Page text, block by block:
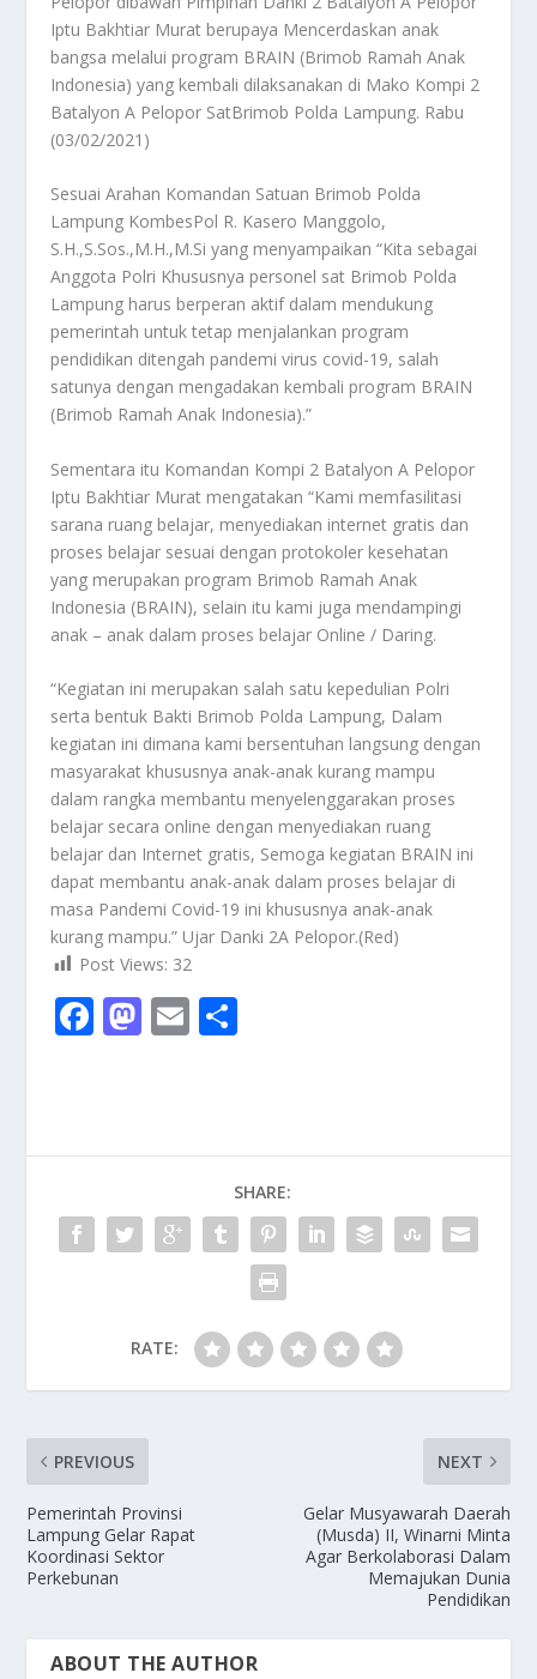
Iptu Bakhtiar Murat berupaya Mencerdaskan anak
bangsa melalui program BRAIN (Brimob Ramah Anak
Indonesia) yang kembali dilaksanakan di Mako Kompi 2
Batalyon A Pelopor SatBrimob Polda Lampung. Rabu
(03/02/2021)
Sesuai Arahan Komandan Satuan Brimob Polda
Lampung KombesPol R. Kasero Manggolo,
S.H.,S.Sos.,M.H.,M.Si yang menyampaikan “Kita sebagai
Anggota Polri Khususnya personel sat Brimob Polda
Lampung harus berperan aktif dalam mendukung
pemerintah untuk tetap menjalankan program
pendidikan ditengah pandemi virus covid-19, salah
satunya dengan mengadakan kembali program BRAIN
(Brimob Ramah Anak Indonesia).”
Sementara itu Komandan Kompi 2 Batalyon A Pelopor
Iptu Bakhtiar Murat mengatakan “Kami memfasilitasi
sarana ruang belajar, menyediakan internet gratis dan
proses belajar sesuai dengan protokoler kesehatan
yang merupakan program Brimob Ramah Anak
Indonesia (BRAIN), selain itu kami juga mendampingi
anak – anak dalam proses belajar Online / Daring.
“Kegiatan ini merupakan salah satu kepedulian Polri
serta bentuk Bakti Brimob Polda Lampung, Dalam
kegiatan ini dimana kami bersentuhan langsung dengan
masyarakat khususnya anak-anak kurang mampu
dalam rangka membantu menyelenggarakan proses
belajar secara online dengan menyediakan ruang
belajar dan Internet gratis, Semoga kegiatan BRAIN ini
dapat membantu anak-anak dalam proses belajar di
masa Pandemi Covid-19 ini khususnya anak-anak
kurang mampu.” Ujar Danki 2A Pelopor.(Red)
Post Views: 32
F
o
o
k
M
o
n
E
SHARE:
RATE:
PREVIOUS
Pemerintah Provinsi
Lampung Gelar Rapat
Koordinasi Sektor
Perkebunan
NEXT
Gelar Musyawarah Daerah
(Musda) II, Winarni Minta
Agar Berkolaborasi Dalam
Memajukan Dunia
Pendidikan
ABOUT THE AUTHOR